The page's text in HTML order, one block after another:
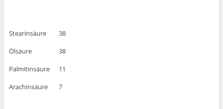
Stearinsäure
38
Ölsäure
38
Palmitinsäure
11
Arachinsäure
7